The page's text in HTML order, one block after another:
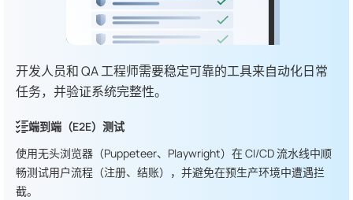
开发人员和 QA 工程师需要稳定可靠的工具来自动化日常
任务，并验证系统完整性。
端到端（E2E）测试
使用无头浏览器（Puppeteer、Playwright）在 CI/CD 流水线中顺
畅测试用户流程（注册、结账），并避免在预生产环境中遭遇拦
截。